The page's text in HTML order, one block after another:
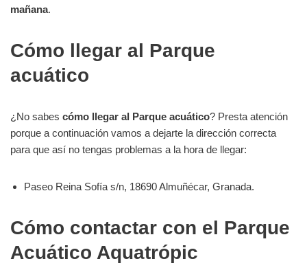
mañana.
Cómo llegar al Parque
acuático
¿No sabes cómo llegar al Parque acuático? Presta atención
porque a continuación vamos a dejarte la dirección correcta
para que así no tengas problemas a la hora de llegar:
Paseo Reina Sofía s/n, 18690 Almuñécar, Granada.
Cómo contactar con el Parque
Acuático Aquatrópic